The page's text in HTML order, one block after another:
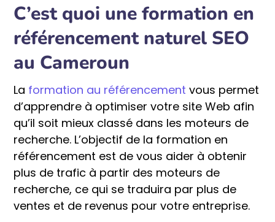
C’est quoi une formation en
référencement naturel SEO
au Cameroun
La formation au référencement vous permet
d’apprendre à optimiser votre site Web afin
qu’il soit mieux classé dans les moteurs de
recherche. L’objectif de la formation en
référencement est de vous aider à obtenir
plus de trafic à partir des moteurs de
recherche, ce qui se traduira par plus de
ventes et de revenus pour votre entreprise.